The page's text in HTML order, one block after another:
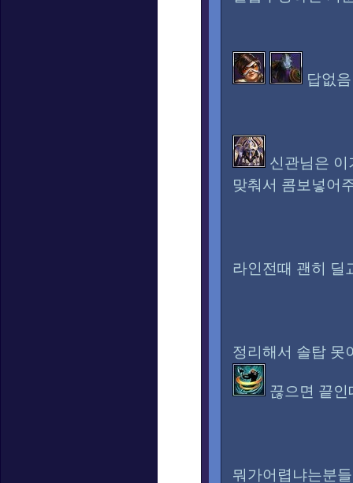
답없
신관님은
맞춰서 콤보넣어
라인전때 괜히 딜
정리해서 솔탑 못
끊으면 끝인
뭐가어렵냐는분